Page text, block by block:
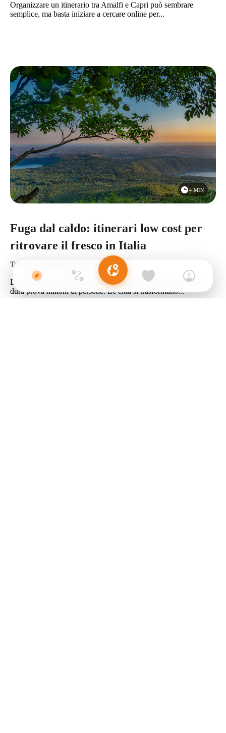
Organizzare un itinerario tra Amalfi e Capri può sembrare
semplice, ma basta iniziare a cercare online per...
4 MIN
Fuga dal caldo: itinerari low cost per
ritrovare il fresco in Italia
Tourial
Le temperature record di queste settimane stanno mettendo a
dura prova milioni di persone. Le città si trasformano...